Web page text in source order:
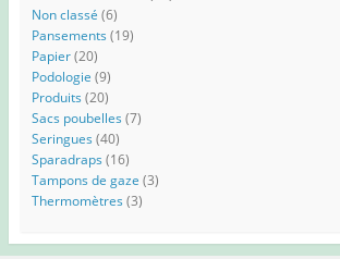
Non classé (6)
Pansements (19)
Papier (20)
Podologie (9)
Produits (20)
Sacs poubelles (7)
Seringues (40)
Sparadraps (16)
Tampons de gaze (3)
Thermomètres (3)